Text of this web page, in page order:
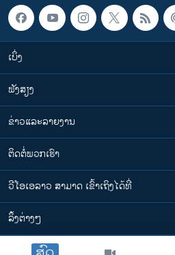
ເບິ່ງ
ຟັງສຽງ
ຂ່າວແລະລາຍງານ
ຕິດຕໍ່ພວກເຮົາ
ວີໂອເອລາວ ສາມາດ ເຂົ້າເຖິງໄດ້ທີ່
​ລິ້ງ​ຕ່າງໆ